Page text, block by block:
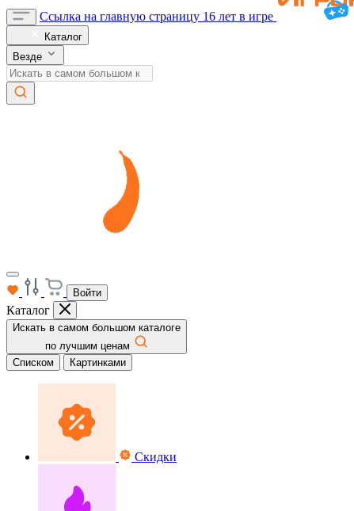
Ссылка на главную страницу 16 лет в игре
Каталог
Везде
Войти
Каталог
Искать в самом большом каталоге
по лучшим ценам
Списком
Картинками
Скидки